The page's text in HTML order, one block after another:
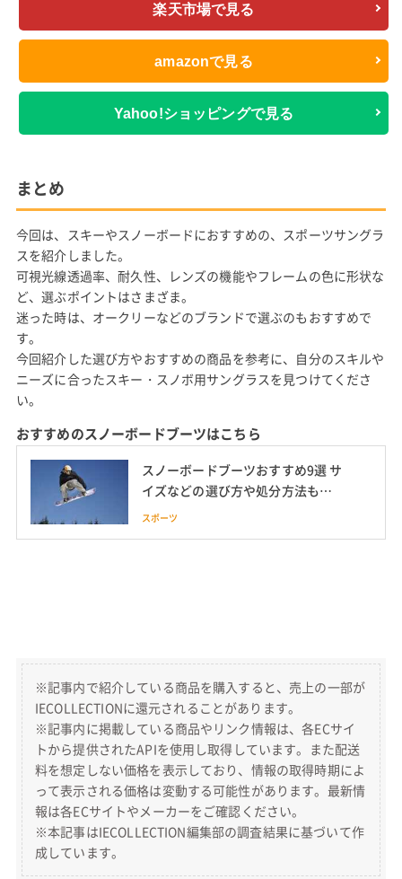
楽天市場で見る
amazonで見る
Yahoo!ショッピングで見る
まとめ
今回は、スキーやスノーボードにおすすめの、スポーツサングラ
スを紹介しました。
可視光線透過率、耐久性、レンズの機能やフレームの色に形状な
ど、選ぶポイントはさまざま。
迷った時は、オークリーなどのブランドで選ぶのもおすすめで
す。
今回紹介した選び方やおすすめの商品を参考に、自分のスキルや
ニーズに合ったスキー・スノボ用サングラスを見つけてくださ
い。
おすすめのスノーボードブーツはこちら
スノーボードブーツおすすめ9選 サ
イズなどの選び方や処分方法も解
説
スポーツ
※記事内で紹介している商品を購入すると、売上の一部が
IECOLLECTIONに還元されることがあります。
※記事内に掲載している商品やリンク情報は、各ECサイ
トから提供されたAPIを使用し取得しています。また配送
料を想定しない価格を表示しており、情報の取得時期によ
って表示される価格は変動する可能性があります。最新情
報は各ECサイトやメーカーをご確認ください。
※本記事はIECOLLECTION編集部の調査結果に基づいて作
成しています。